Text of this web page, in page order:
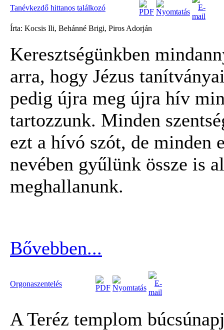
Tanévkezdő hittanos találkozó
Írta: Kocsis Ili, Behánné Brigi, Piros Adorján
Keresztségünkben
arra, hogy Jézus
pedig újra meg újra hív
tartozzunk. Minden
ezt a hívó szót, de minden
nevében gyűlünk össze is
meghallanunk.
Bővebben...
Orgonaszentelés
A Teréz templom